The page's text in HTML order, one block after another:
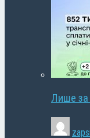
Лише за